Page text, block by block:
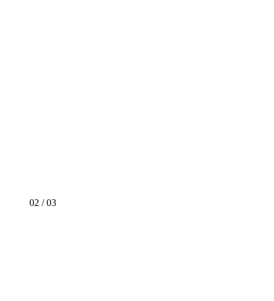
02 / 03